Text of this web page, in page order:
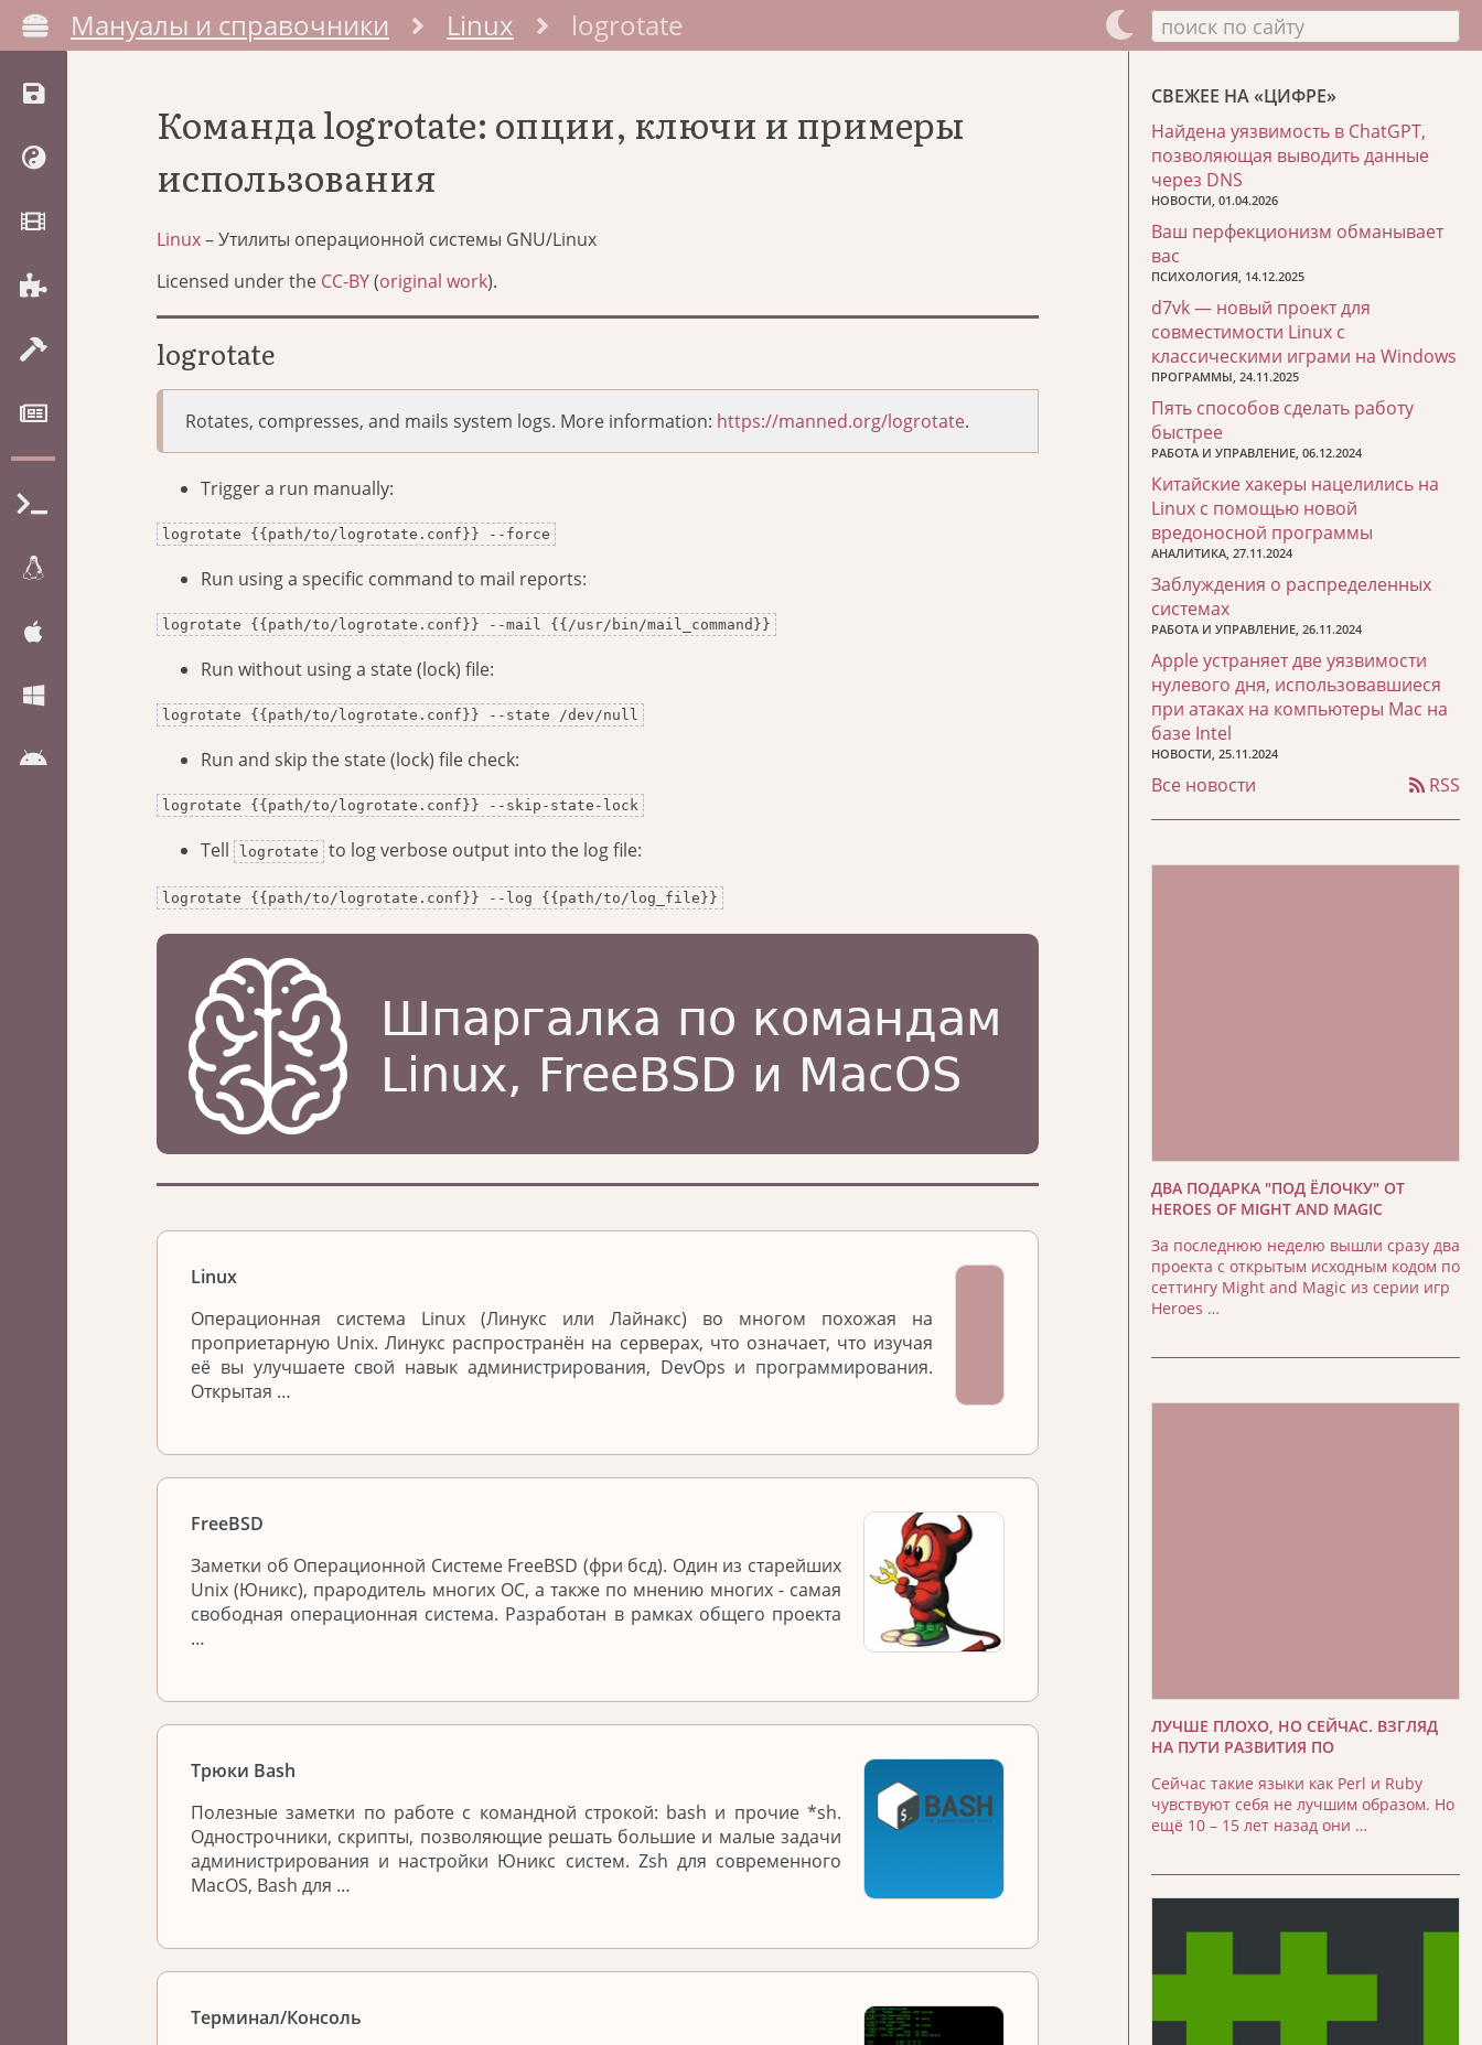
Мануалы и справочники Linux logrotate поиск по сайту
Команда logrotate: опции, ключи и примеры
использования
Linux– Утилиты операционной системы GNU/Linux
Licensed under the CC-BY(original work).
logrotate
Rotates, compresses, and mails system logs. More information: https://manned.org/logrotate.
Trigger a run manually:
logrotate {{path/to/logrotate.conf}} --force
Run using a specific command to mail reports:
logrotate {{path/to/logrotate.conf}} --mail {{/usr/bin/mail_command}}
Run without using a state (lock) file:
logrotate {{path/to/logrotate.conf}} --state /dev/null
Run and skip the state (lock) file check:
logrotate {{path/to/logrotate.conf}} --skip-state-lock
Tell logrotate to log verbose output into the log file:
logrotate {{path/to/logrotate.conf}} --log {{path/to/log_file}}
Linux
Операционная система Linux (Линукс или Лайнакс) во многом похожая на
проприетарную Unix. Линукс распространён на серверах, что означает, что изучая
её вы улучшаете свой навык администрирования, DevOps и программирования.
Открытая …
FreeBSD
Заметки об Операционной Системе FreeBSD (фри бсд). Один из старейших
Unix (Юникс), прародитель многих ОС, а также по мнению многих - самая
свободная операционная система. Разработан в рамках общего проекта
…
Трюки Bash
Полезные заметки по работе с командной строкой: bash и прочие *sh.
Однострочники, скрипты, позволяющие решать большие и малые задачи
администрирования и настройки Юникс систем. Zsh для современного
MacOS, Bash для …
Терминал/Консоль
СВЕЖЕЕ НА «ЦИФРЕ»
Найдена уязвимость в ChatGPT,
позволяющая выводить данные
через DNS
НОВОСТИ, 01.04.2026
Ваш перфекционизм обманывает
вас
ПСИХОЛОГИЯ, 14.12.2025
d7vk — новый проект для
совместимости Linux с
классическими играми на Windows
ПРОГРАММЫ, 24.11.2025
Пять способов сделать работу
быстрее
РАБОТА И УПРАВЛЕНИЕ, 06.12.2024
Китайские хакеры нацелились на
Linux с помощью новой
вредоносной программы
АНАЛИТИКА, 27.11.2024
Заблуждения о распределенных
системах
РАБОТА И УПРАВЛЕНИЕ, 26.11.2024
Apple устраняет две уязвимости
нулевого дня, использовавшиеся
при атаках на компьютеры Mac на
базе Intel
НОВОСТИ, 25.11.2024
Все новости RSS
ДВА ПОДАРКА "ПОД ЁЛОЧКУ" ОТ
HEROES OF MIGHT AND MAGIC
За последнюю неделю вышли сразу два
проекта с открытым исходным кодом по
сеттингу Might and Magic из серии игр
Heroes …
ЛУЧШЕ ПЛОХО, НО СЕЙЧАС. ВЗГЛЯД
НА ПУТИ РАЗВИТИЯ ПО
Сейчас такие языки как Perl и Ruby
чувствуют себя не лучшим образом. Но
ещё 10 – 15 лет назад они …